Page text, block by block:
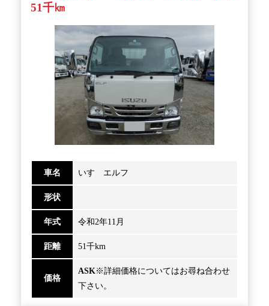
51千㎞
車名 いすゞエルフ
形状
年式 令和2年11月
距離 51千km
価格
ASK※詳細価格についてはお尋ね合わせ
下さい。